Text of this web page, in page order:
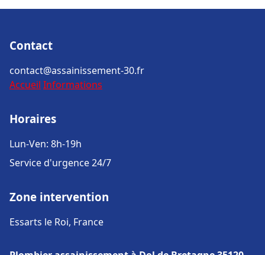
Contact
contact@assainissement-30.fr
Accueil Informations
Horaires
Lun-Ven: 8h-19h
Service d'urgence 24/7
Zone intervention
Essarts le Roi, France